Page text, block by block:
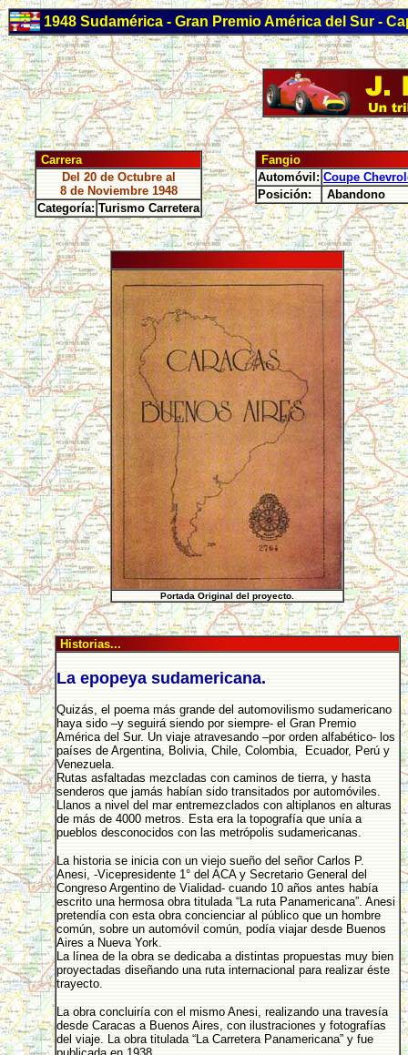
1948 Sudamérica - Gran Premio América del Sur -
Carrera
Del 20 de Octubre al
8 de Noviembre 1948
Categoría: Turismo Carretera
Fangio
Automóvil: Coupe
Posición:
Abandono
Portada Original del proyecto.
Historias...
La epopeya sudamericana.
Quizás, el poema más grande del automovilismo sudamericano
haya sido –y seguirá siendo por siempre- el Gran Premio
América del Sur. Un viaje atravesando –por orden alfabético- los
países de Argentina, Bolivia, Chile, Colombia, Ecuador, Perú y
Venezuela.
Rutas asfaltadas mezcladas con caminos de tierra, y hasta
senderos que jamás habían sido transitados por automóviles.
Llanos a nivel del mar entremezclados con altiplanos en alturas
de más de 4000 metros. Esta era la topografía que unía a
pueblos desconocidos con las metrópolis sudamericanas.
La historia se inicia con un viejo sueño del señor Carlos P.
Anesi, -Vicepresidente 1° del ACA y Secretario General del
Congreso Argentino de Vialidad- cuando 10 años antes había
escrito una hermosa obra titulada “La ruta Panamericana”. Anesi
pretendía con esta obra concienciar al público que un hombre
común, sobre un automóvil común, podía viajar desde Buenos
Aires a Nueva York.
La línea de la obra se dedicaba a distintas propuestas muy bien
proyectadas diseñando una ruta internacional para realizar éste
trayecto.
La obra concluiría con el mismo Anesi, realizando una travesía
desde Caracas a Buenos Aires, con ilustraciones y fotografías
del viaje. La obra titulada “La Carretera Panamericana” y fue